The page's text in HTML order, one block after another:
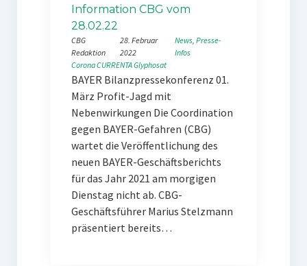
Information CBG vom
28.02.22
CBG
Redaktion
28. Februar
2022
News, Presse-
Infos
CoronaCURRENTAGlyphosat
BAYER Bilanzpressekonferenz 01.
März Profit-Jagd mit
Nebenwirkungen Die Coordination
gegen BAYER-Gefahren (CBG)
wartet die Veröffentlichung des
neuen BAYER-Geschäftsberichts
für das Jahr 2021 am morgigen
Dienstag nicht ab. CBG-
Geschäftsführer Marius Stelzmann
präsentiert bereits…